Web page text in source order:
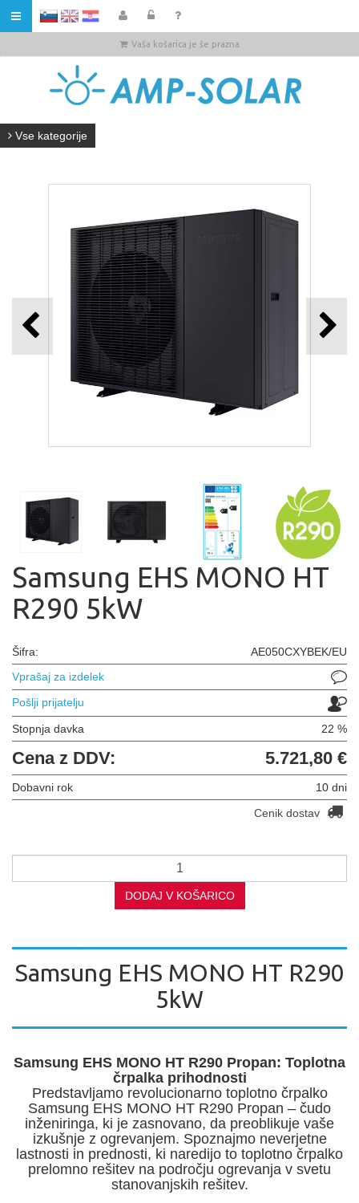
HR
Vaša košarica je še prazna
Vse kategorije
Samsung EHS MONO HT
R290 5kW
Šifra:
AE050CXYBEK/EU
Vprašaj za izdelek
Pošlji prijatelju
Stopnja davka 22 %
Cena z DDV: 5.721,80 €
Dobavni rok
10 dni
Cenik dostav
DODAJ V KOŠARICO
Samsung EHS MONO HT R290
5kW
Samsung EHS MONO HT R290 Propan: Toplotna
črpalka prihodnosti
Predstavljamo revolucionarno toplotno črpalko
Samsung EHS MONO HT R290 Propan – čudo
inženiringa, ki je zasnovano, da preoblikuje vaše
izkušnje z ogrevanjem. Spoznajmo neverjetne
lastnosti in prednosti, ki naredijo to toplotno črpalko
prelomno rešitev na področju ogrevanja v svetu
stanovanjskih rešitev.